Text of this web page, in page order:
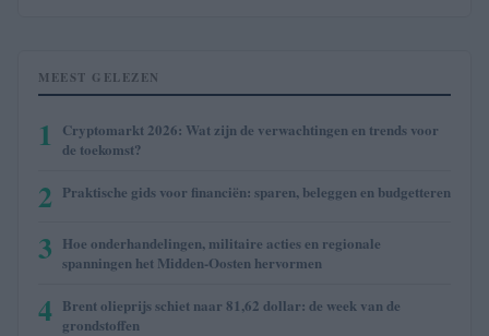
MEEST GELEZEN
1
Cryptomarkt 2026: Wat zijn de verwachtingen en trends voor
de toekomst?
2 Praktische gids voor financiën: sparen, beleggen en budgetteren
3 Hoe onderhandelingen, militaire acties en regionale
spanningen het Midden-Oosten hervormen
4 Brent olieprijs schiet naar 81,62 dollar: de week van de
grondstoffen